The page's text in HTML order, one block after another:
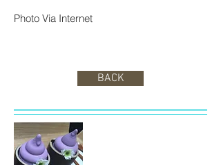
Photo Via Internet
BACK